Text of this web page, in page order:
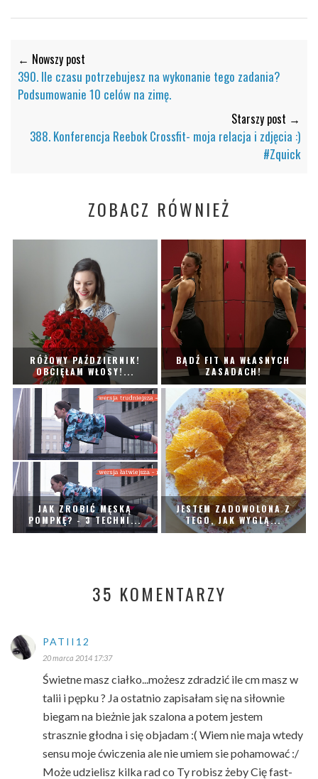
← Nowszy post
390. Ile czasu potrzebujesz na wykonanie tego zadania?
Podsumowanie 10 celów na zimę.
Starszy post →
388. Konferencja Reebok Crossfit- moja relacja i zdjęcia :)
#Zquick
ZOBACZ RÓWNIEŻ
RÓŻOWY PAŹDZIERNIK!
OBCIĘŁAM WŁOSY!...
BĄDŹ FIT NA WŁASNYCH
ZASADACH!
JAK ZROBIĆ MĘSKĄ
POMPKĘ? - 3 TECHNI...
JESTEM ZADOWOLONA Z
TEGO, JAK WYGLĄ...
35 KOMENTARZY
PATII12
20 marca 2014 17:37
Świetne masz ciałko...możesz zdradzić ile cm masz w
talii i pępku ? Ja ostatnio zapisałam się na siłownie
biegam na bieżnie jak szalona a potem jestem
strasznie głodna i się objadam :( Wiem nie maja wtedy
sensu moje ćwiczenia ale nie umiem sie pohamować :/
Może udzielisz kilka rad co Ty robisz żeby Cię fast-